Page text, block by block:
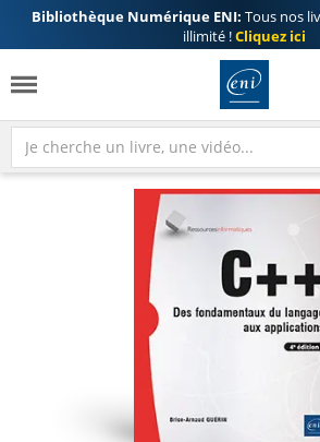
Bibliothèque Numérique ENI: Tous nos
illimité !Cliquez ici